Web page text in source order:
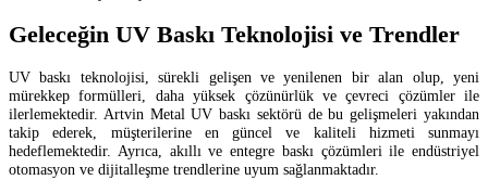
Geleceğin UV Baskı Teknolojisi ve Trendler
UV baskı teknolojisi, sürekli gelişen ve yenilenen bir alan olup, yeni
mürekkep formülleri, daha yüksek çözünürlük ve çevreci çözümler ile
ilerlemektedir. Artvin Metal UV baskı sektörü de bu gelişmeleri yakından
takip ederek, müşterilerine en güncel ve kaliteli hizmeti sunmayı
hedeflemektedir. Ayrıca, akıllı ve entegre baskı çözümleri ile endüstriyel
otomasyon ve dijitalleşme trendlerine uyum sağlanmaktadır.